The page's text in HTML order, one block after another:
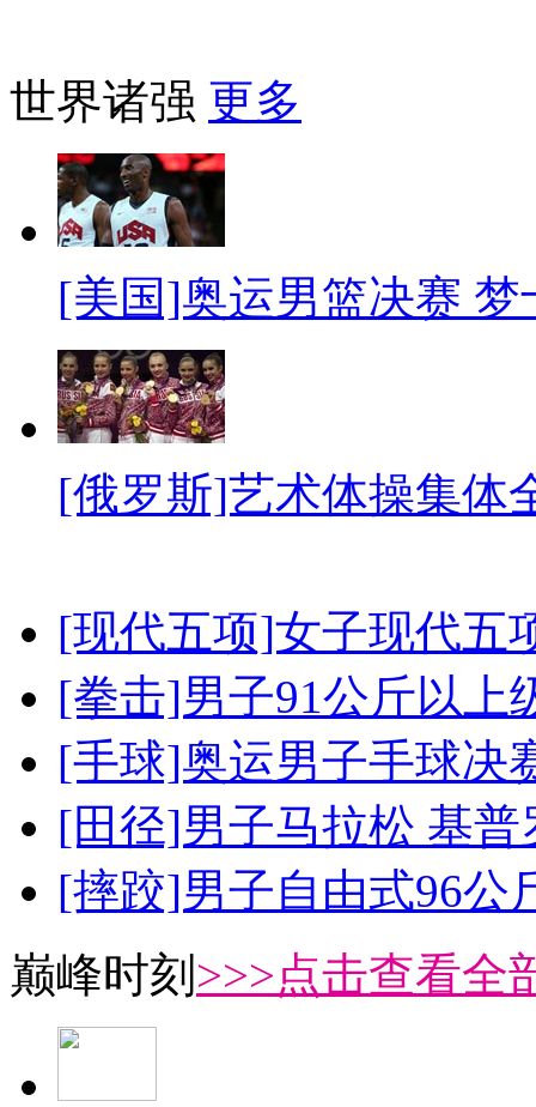
世界诸强 更多
[美国]奥运男篮决赛
[俄罗斯]艺术体操集体
[现代五项]女子现代五
[拳击]男子91公斤以上
[手球]奥运男子手球决
[田径]男子马拉松 基
[摔跤]男子自由式96公
巅峰时刻 >>>点击查看全